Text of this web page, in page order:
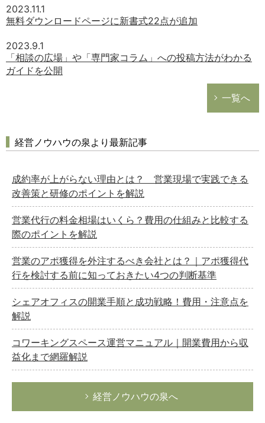
2023.11.1
無料ダウンロードページに新書式22点が追加
2023.9.1
「相談の広場」や「専門家コラム」への投稿方法がわかる
ガイドを公開
一覧へ
経営ノウハウの泉より最新記事
成約率が上がらない理由とは？ 営業現場で実践できる
改善策と研修のポイントを解説
営業代行の料金相場はいくら？費用の仕組みと比較する
際のポイントを解説
営業のアポ獲得を外注するべき会社とは？｜アポ獲得代
行を検討する前に知っておきたい4つの判断基準
シェアオフィスの開業手順と成功戦略！費用・注意点を
解説
コワーキングスペース運営マニュアル｜開業費用から収
益化まで網羅解説
経営ノウハウの泉へ